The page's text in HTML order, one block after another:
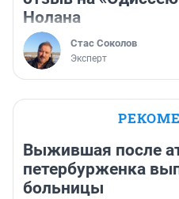
Нолана
Стас Соколов
Эксперт
Выжившая после
петербурженка
больницы